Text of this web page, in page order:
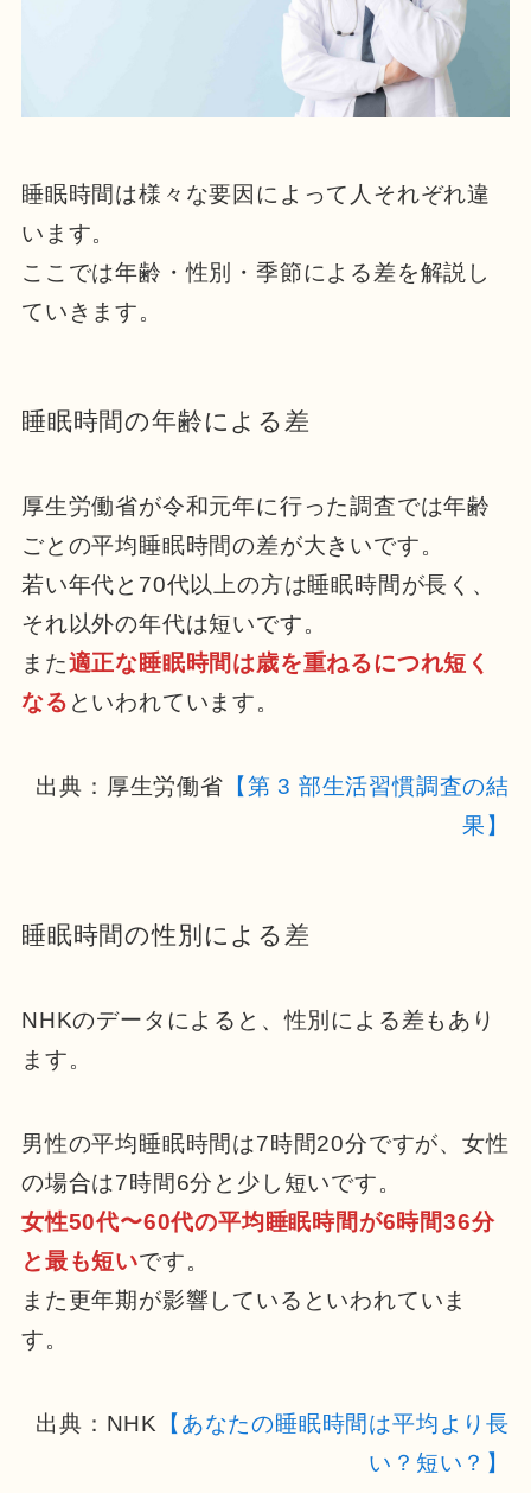
睡眠時間は様々な要因によって人それぞれ違
います。
ここでは年齢・性別・季節による差を解説し
ていきます。
睡眠時間の年齢による差
厚生労働省が令和元年に行った調査では年齢
ごとの平均睡眠時間の差が大きいです。
若い年代と70代以上の方は睡眠時間が長く、
それ以外の年代は短いです。
また適正な睡眠時間は歳を重ねるにつれ短く
なる といわれています。
出典：厚生労働省 【第 3 部生活習慣調査の結
果】
睡眠時間の性別による差
NHKのデータによると、性別による差もあり
ます。
男性の平均睡眠時間は7時間20分ですが、女性
の場合は7時間6分と少し短いです。
女性50代〜60代の平均睡眠時間が6時間36分
と最も短いです。
また更年期が影響しているといわれていま
す。
出典：NHK 【あなたの睡眠時間は平均より長
い？短い？】